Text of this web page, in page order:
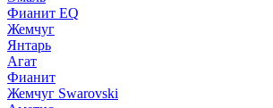
Фианит EQ
Жемчуг
Янтарь
Агат
Фианит
Жемчуг Swarovski